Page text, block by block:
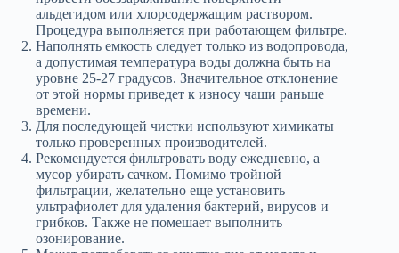
альдегидом или хлорсодержащим раствором.
Процедура выполняется при работающем фильтре.
Наполнять емкость следует только из водопровода,
а допустимая температура воды должна быть на
уровне 25-27 градусов. Значительное отклонение
от этой нормы приведет к износу чаши раньше
времени.
Для последующей чистки используют химикаты
только проверенных производителей.
Рекомендуется фильтровать воду ежедневно, а
мусор убирать сачком. Помимо тройной
фильтрации, желательно еще установить
ультрафиолет для удаления бактерий, вирусов и
грибков. Также не помешает выполнить
озонирование.